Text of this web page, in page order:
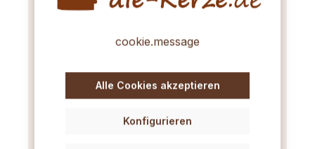
cookie.message
Konfigurieren
Alle Cookies akzeptieren